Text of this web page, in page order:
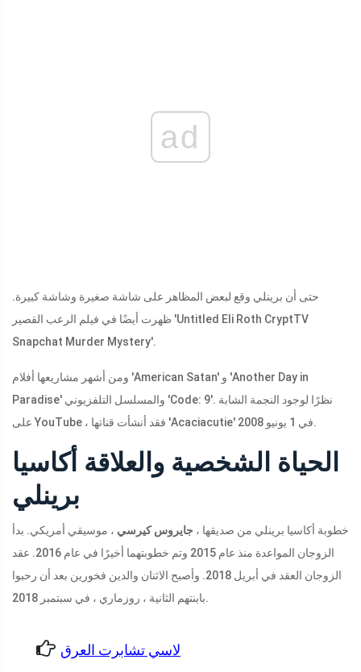
ad
حتى أن برينلي وقع لبعض المظاهر على شاشة صغيرة وشاشة كبيرة.
ظهرت أيضًا في فيلم الرعب القصير 'Untitled Eli Roth CryptTV
Snapchat Murder Mystery'.
ومن أشهر مشاريعها أفلام 'American Satan' و 'Another Day in
Paradise' والمسلسل التلفزيوني 'Code: 9'. نظرًا لوجود النجمة الشابة
على YouTube ، فقد أنشأت قناتها 'Acaciacutie' في 1 يونيو 2008.
الحياة الشخصية والعلاقة أكاسيا
برينلي
خطوبة أكاسيا برينلي من صديقها ، جايروس كيرسي ، موسيقي أمريكي. بدأ
الزوجان المواعدة منذ عام 2015 وتم خطوبتهما أخيرًا في عام 2016. عقد
الزوجان العقد في أبريل 2018. وأصبح الاثنان والدين فخورين بعد أن رحبوا
بابنتهم الثانية ، روزماري ، في سبتمبر 2018.
لاسي تشابرت العرق